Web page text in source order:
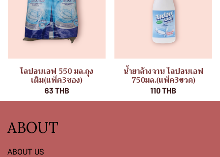
ไลปอนเอฟ 550 มล.ถุง
เติม(แพ็ค3ซอง)
63 THB
น้ำยาล้างจาน ไลปอนเอฟ
750มล.(แพ็ค3ขวด)
110 THB
ABOUT
ABOUT US